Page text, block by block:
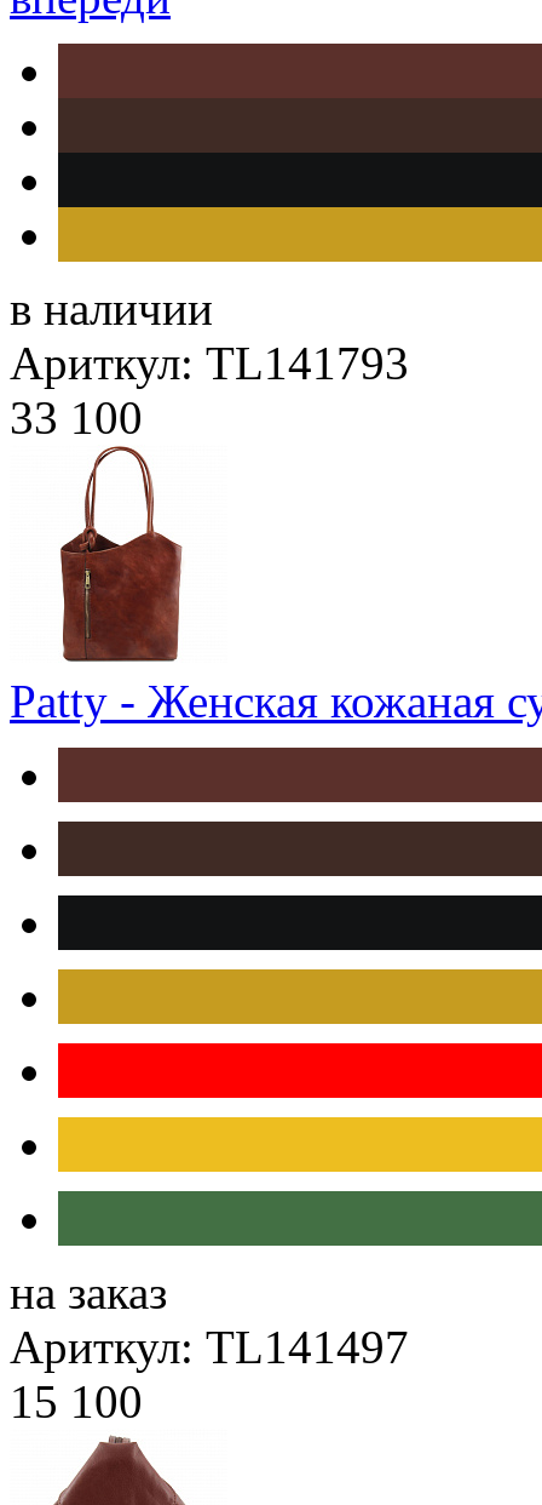
в наличии
Ариткул: TL141793
33 100
Patty - Женская кожаная
на заказ
Ариткул: TL141497
15 100